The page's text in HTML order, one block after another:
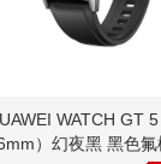
WATCH GT
）幻夜黑 黑色